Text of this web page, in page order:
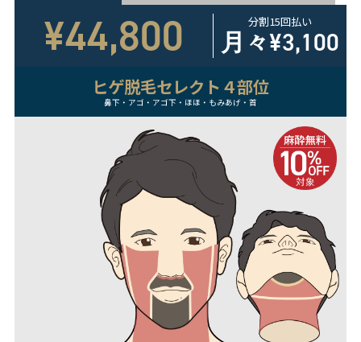
¥44,800 分割15回払い
月々¥3,100
ヒゲ脱毛セレクト４部位
鼻下・アゴ・アゴ下・ほほ・もみあげ・首